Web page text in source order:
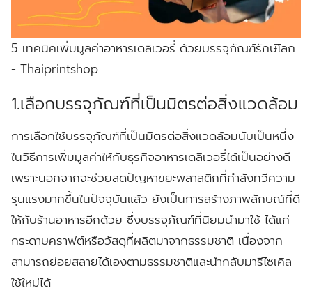
5 เทคนิคเพิ่มมูลค่าอาหารเดลิเวอรี่ ด้วยบรรจุภัณฑ์รักษ์โลก
- Thaiprintshop
1.เลือกบรรจุภัณฑ์ที่เป็นมิตรต่อสิ่งแวดล้อม
การเลือกใช้บรรจุภัณฑ์ที่เป็นมิตรต่อสิ่งแวดล้อมนับเป็นหนึ่ง
ในวิธีการเพิ่มมูลค่าให้กับธุรกิจอาหารเดลิเวอรี่ได้เป็นอย่างดี
เพราะนอกจากจะช่วยลดปัญหาขยะพลาสติกที่กำลังทวีความ
รุนแรงมากขึ้นในปัจจุบันแล้ว ยังเป็นการสร้างภาพลักษณ์ที่ดี
ให้กับร้านอาหารอีกด้วย ซึ่งบรรจุภัณฑ์ที่นิยมนำมาใช้ ได้แก่
กระดาษคราฟต์หรือวัสดุที่ผลิตมาจากธรรมชาติ เนื่องจาก
สามารถย่อยสลายได้เองตามธรรมชาติและนำกลับมารีไซเคิล
ใช้ใหม่ได้